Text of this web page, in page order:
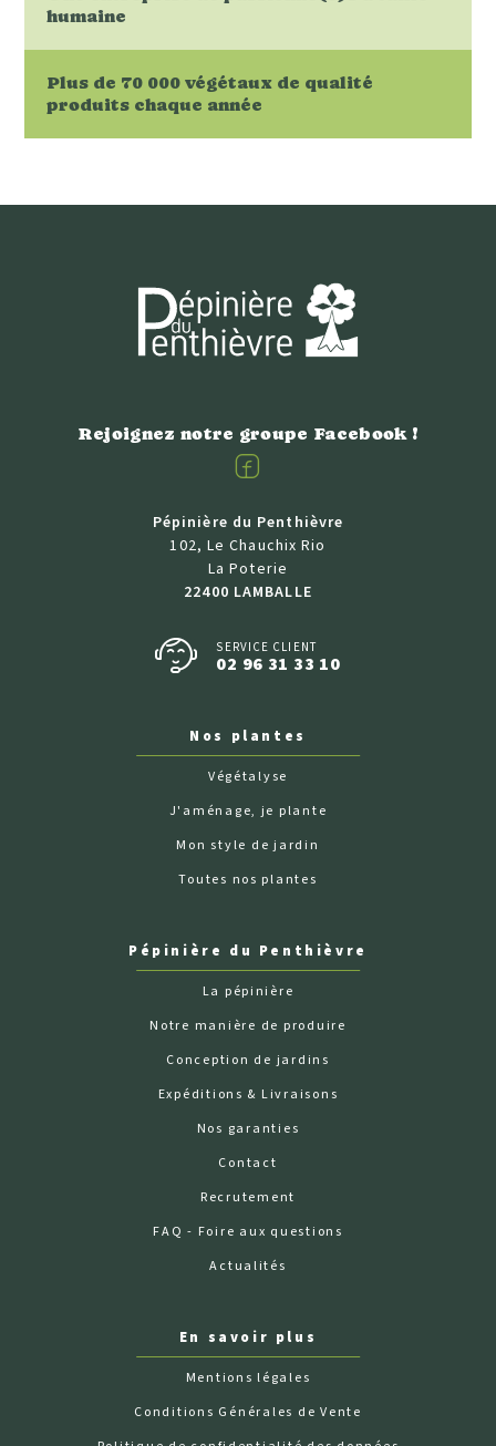
humaine
Plus de 70 000 végétaux de qualité
produits chaque année
Rejoignez notre groupe Facebook !
Facebook
Pépinière du Penthièvre
102, Le Chauchix Rio
La Poterie
22400 LAMBALLE
SERVICE CLIENT
02 96 31 33 10
Nos plantes
Végétalyse
J'aménage, je plante
Mon style de jardin
Toutes nos plantes
Pépinière du Penthièvre
La pépinière
Notre manière de produire
Conception de jardins
Expéditions & Livraisons
Nos garanties
Contact
Recrutement
FAQ - Foire aux questions
Actualités
En savoir plus
Mentions légales
Conditions Générales de Vente